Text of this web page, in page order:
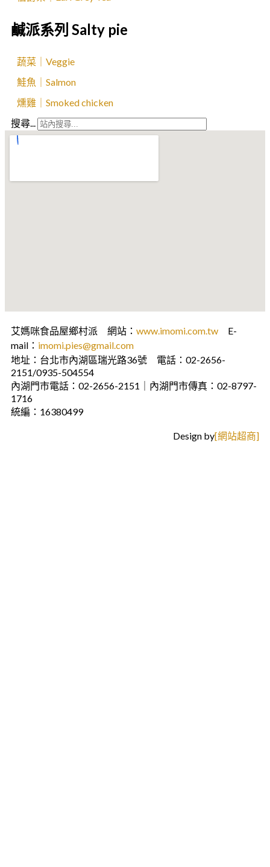
鹹派系列 Salty pie
蔬菜｜Veggie
鮭魚｜Salmon
燻雞｜Smoked chicken
搜尋...
艾媽咪食品屋鄉村派 網站： www.imomi.com.tw E-
mail： imomi.pies@gmail.com
地址：台北市內湖區瑞光路36號 電話：02-2656-
2151/0935-504554
內湖門市電話：02-2656-2151｜內湖門市傳真：02-8797-
1716
統編：16380499
Design by[網站超商]